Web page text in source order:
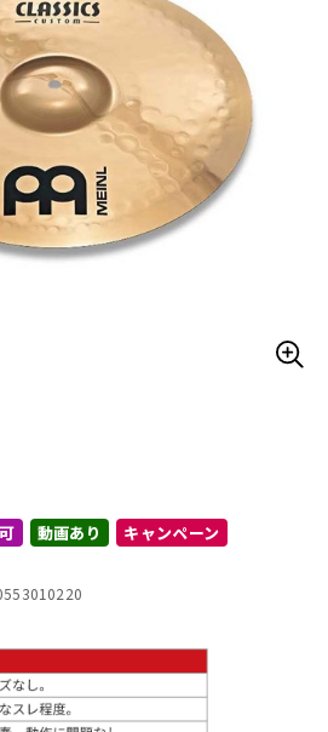
パーカッション
電子ピアノ
その他楽器
楽器アクセサリ
動画あり
キャンペーン